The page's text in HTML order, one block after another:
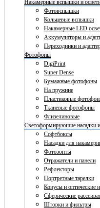
Накамерные вспышки и
Фотовспышки
Кольцевые вспышки
Накамерные LED
Аккумуляторы и
Переходники и
Фотофоны
DigiPrint
Super Dense
Бумажные фотофоны
На пружине
Пластиковые
Тканевые фотофоны
Флизелиновые
Светоформирующие насадки
Софтбоксы
Насадки для
Фотозонты
Отражатели и панели
Рефлекторы
Портретные тарелки
Конусы и оптические
Сферические
Шторки и фильтры